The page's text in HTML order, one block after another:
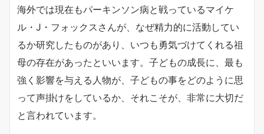
海外では現在もパーキンソン病と戦っているマイケ
ル・J・フォックスさんが、なぜ精力的に活動してい
るか研究したものがあり、いつも勇気づけてくれる祖
母の存在があったといいます。子どもの成長に、最も
強く影響を与える人物が、子どもの事をどのように思
って声掛けをしているか、それこそが、非常に大切だ
と言われています。